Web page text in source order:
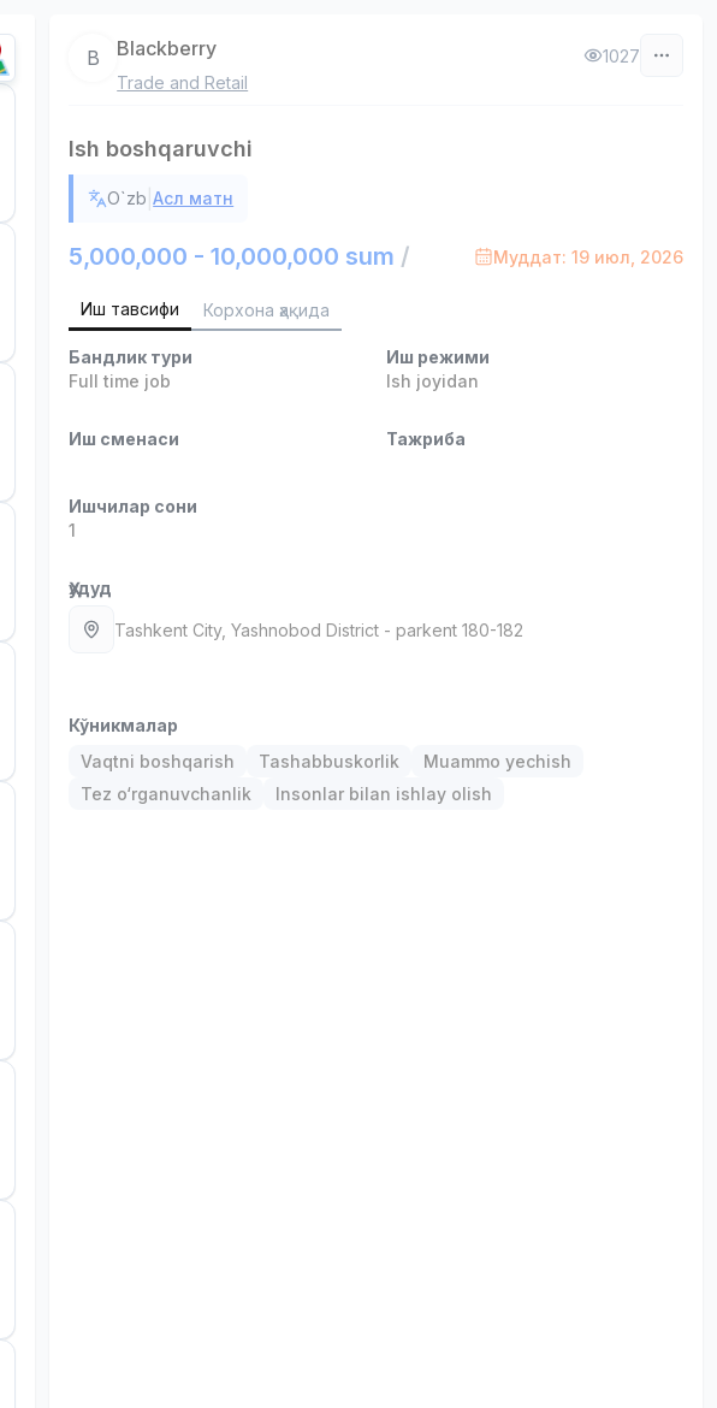
B Blackberry
Trade and Retail
1027
Ish boshqaruvchi
O`zb |Асл матн
5,000,000 - 10,000,000 sum / Муддат: 19 июл, 2026
Иш тавсифи Корхона ҳақида
Бандлик тури
Full time job
Иш режими
Ish joyidan
Иш сменаси Тажриба
Ишчилар сони
1
Ҳудуд
Tashkent City, Yashnobod District - parkent 180-182
Кўникмалар
Vaqtni boshqarish
Tashabbuskorlik
Muammo yechish
Tez o‘rganuvchanlik
Insonlar bilan ishlay olish